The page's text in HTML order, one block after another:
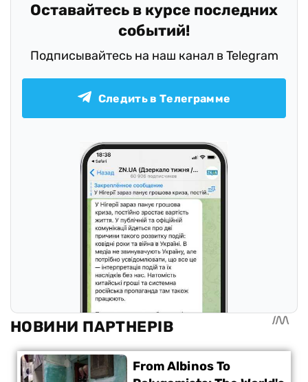
Оставайтесь в курсе последних
событий!
Подписывайтесь на наш канал в Telegram
Следить в Телеграмме